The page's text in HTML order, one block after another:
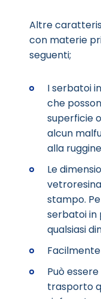
Altre
con materie
seguenti;
I serbatoi
che
superficie
alcun
alla
Le
stampo.
serbatoi in
qualsiasi
Può
trasporto